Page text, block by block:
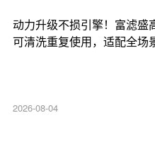
动力升级不损引擎！富滤盛
可清洗重复使用，适配全场
2026-08-04